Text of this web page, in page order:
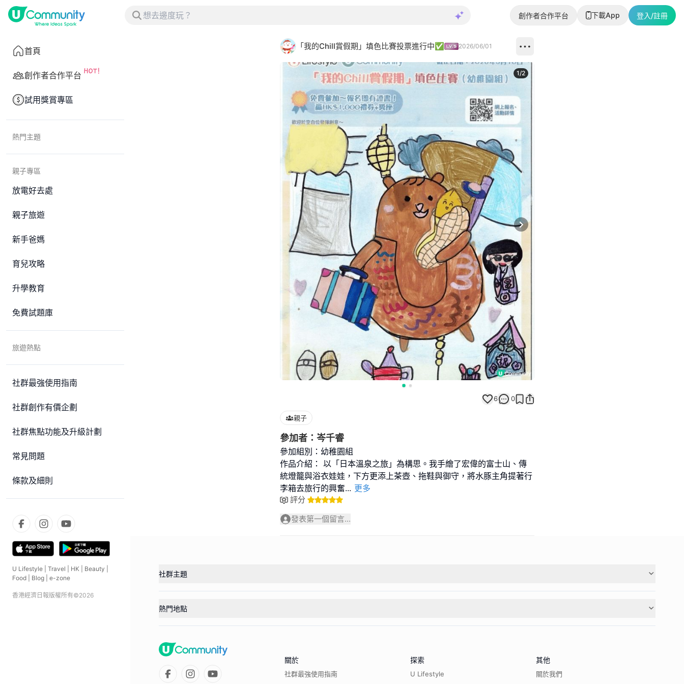
創作者合作平台 下載App 登入/註冊
首頁
創作者合作平台
試用獎賞專區
熱門主題
親子專區
放電好去處
親子旅遊
新手爸媽
育兒攻略
升學教育
免費試題庫
旅遊熱點
社群最強使用指南
社群創作有價企劃
社群焦點功能及升級計劃
常見問題
條款及細則
U Lifestyle Travel HK Beauty
Food
Blog e-zone
香港經濟日報版權所有©2026
「我的Chill賞假期」填色比賽投票進行中✅ 2026/06/01
Next slide
1/2
6 0
親子
參加者：岑千睿
參加組別：幼稚園組
作品介紹： 以「日本溫泉之旅」為構思。我手繪了宏偉的富士山、傳
統燈籠與浴衣娃娃，下方更添上茶壺、拖鞋與御守，將水豚主角提著行
李箱去旅行的興奮... 更多
評分
發表第一個留言...
社群主題
熱門地點
關於
社群最強使用指南
探索
U Lifestyle
其他
關於我們